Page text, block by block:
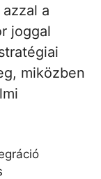
a
joggal
miközben